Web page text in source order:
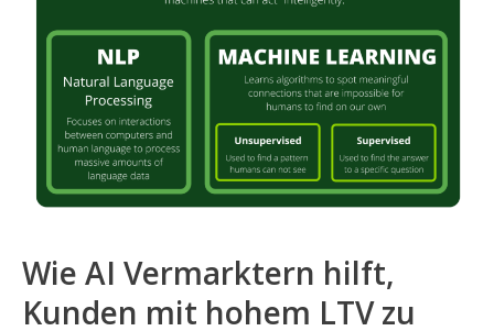
Wie AI Vermarktern hilft,
Kunden mit hohem LTV zu